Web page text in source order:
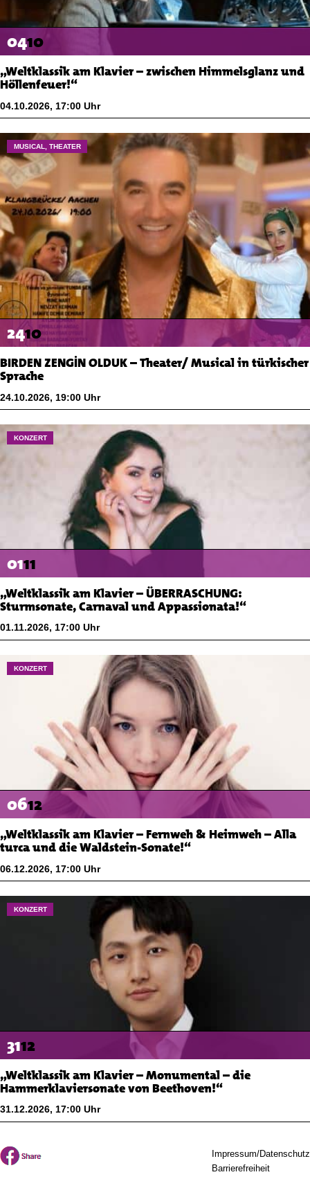
0410
„Weltklassik am Klavier – zwischen Himmelsglanz und
Höllenfeuer!“
04.10.2026, 17:00 Uhr
MUSICAL, THEATER
2410
BIRDEN ZENGİN OLDUK – Theater/ Musical in türkischer
Sprache
24.10.2026, 19:00 Uhr
KONZERT
0111
„Weltklassik am Klavier – ÜBERRASCHUNG:
Sturmsonate, Carnaval und Appassionata!“
01.11.2026, 17:00 Uhr
KONZERT
0612
„Weltklassik am Klavier – Fernweh & Heimweh – Alla
turca und die Waldstein-Sonate!“
06.12.2026, 17:00 Uhr
KONZERT
3112
„Weltklassik am Klavier – Monumental – die
Hammerklaviersonate von Beethoven!“
31.12.2026, 17:00 Uhr
Impressum/Datenschutz
Barrierefreiheit